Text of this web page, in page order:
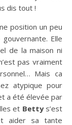
dis tout !
position un peu
Elle
de la maison ni
pas vraiment
Mais ca
atypique pour
a été élevée par
et Bettys’est
aider sa tante